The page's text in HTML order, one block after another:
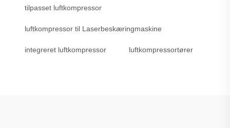
tilpasset luftkompressor
luftkompressor til Laserbeskæringmaskine
integreret luftkompressor luftkompressortører